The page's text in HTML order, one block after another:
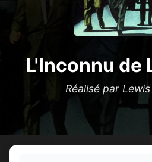
L'Inconnu de
Réalisé par